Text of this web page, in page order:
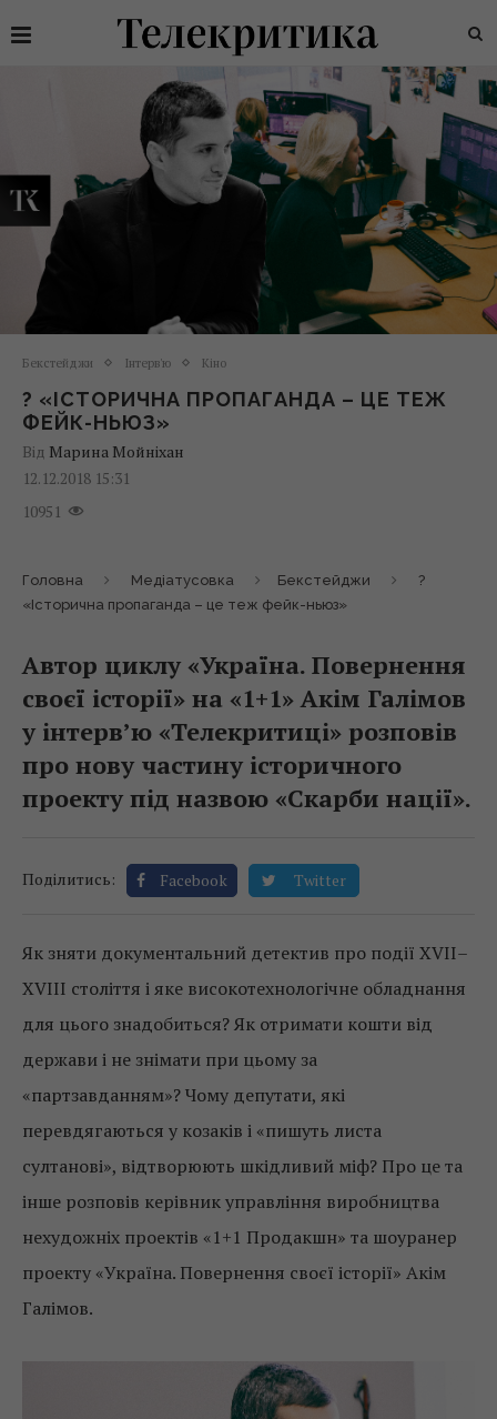
Бекстейджи Інтерв'ю Кіно
? «ІСТОРИЧНА ПРОПАГАНДА – ЦЕ ТЕЖ
ФЕЙК-НЬЮЗ»
Від Марина Мойніхан
12.12.2018 15:31
10951
Головна Медіатусовка Бекстейджи
?
«Історична пропаганда – це теж фейк-ньюз»
Автор циклу «Україна. Повернення
своєї історії» на «1+1» Акім Галімов
у інтерв’ю «Телекритиці» розповів
про нову частину історичного
проекту під назвою «Скарби нації».
Поділитись: Facebook Twitter
Як зняти документальний детектив про події XVII–
XVIII століття і яке високотехнологічне обладнання
для цього знадобиться? Як отримати кошти від
держави і не знімати при цьому за
«партзавданням»? Чому депутати, які
перевдягаються у козаків і «пишуть листа
султанові», відтворюють шкідливий міф? Про це та
інше розповів керівник управління виробництва
нехудожніх проектів «1+1 Продакшн» та шоуранер
проекту «Україна. Повернення своєї історії» Акім
Галімов.